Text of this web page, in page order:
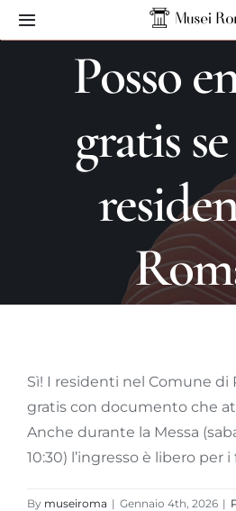
Skip
to Toggle
Home
Servizi
Contatti
Posso
gratis
Sì! I residenti nel Comune di
gratis con documento che
Anche durante la Messa
10:30) l’ingresso è libero per i
By museiroma | Gennaio 4th, 2026 |